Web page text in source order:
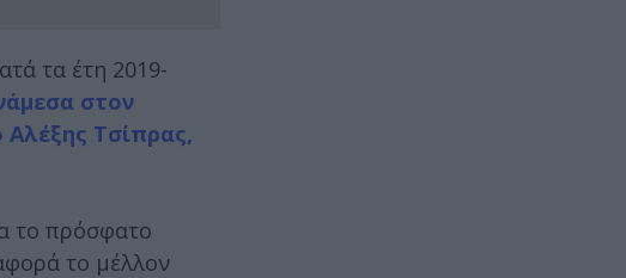
τα έτη 2019-
στον
Τσίπρας,
το πρόσφατο
το μέλλον